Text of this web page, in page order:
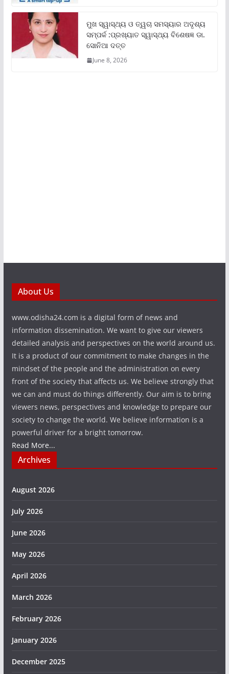
ମୁଖ ସ୍ୱାସ୍ଥ୍ୟ ଓ ତ୍ୱଚା ସମସ୍ୟାର ଅଦୃଶ୍ୟ
ସମ୍ପର୍କ :ପ୍ରଖ୍ୟାତ ସ୍ୱାସ୍ଥ୍ୟ ବିଶେଷଜ୍ଞ ଡା.
ସୋନିଆ ଦତ୍ତ
June 8, 2026
About Us
www.odisha24.com is a digital form of news and
information dissemination. We want to give our viewers
detailed analysis and perspectives on the world around us.
It is a product of our commitment to make changes in the
mindset of the people and the administration on every
front of the society that affects us. We believe strongly that
we can and must do things differently. Our aim is to bring
viewers news, perspectives and knowledge to prepare our
society to change the world. We believe information is a
powerful driver for a bright tomorrow.
Read More...
Archives
August 2026
July 2026
June 2026
May 2026
April 2026
March 2026
February 2026
January 2026
December 2025